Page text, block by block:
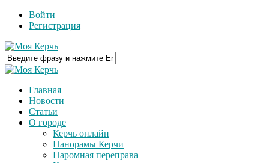
Войти
Регистрация
Главная
Новости
Статьи
О городе
Керчь онлайн
Панорамы Керчи
Паромная переправа